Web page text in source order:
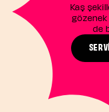
Kaş
gözenek
de